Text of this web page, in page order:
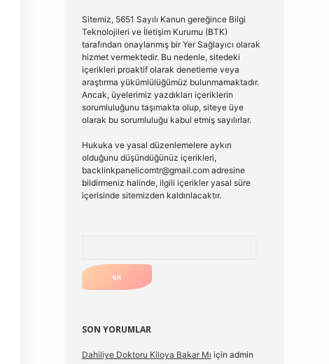
Sitemiz, 5651 Sayılı Kanun gereğince Bilgi
Teknolojileri ve İletişim Kurumu (BTK)
tarafından onaylanmış bir Yer Sağlayıcı olarak
hizmet vermektedir. Bu nedenle, sitedeki
içerikleri proaktif olarak denetleme veya
araştırma yükümlülüğümüz bulunmamaktadır.
Ancak, üyelerimiz yazdıkları içeriklerin
sorumluluğunu taşımakta olup, siteye üye
olarak bu sorumluluğu kabul etmiş sayılırlar.
Hukuka ve yasal düzenlemelere aykırı
olduğunu düşündüğünüz içerikleri,
backlinkpanelicomtr@gmail.comadresine
bildirmeniz halinde, ilgili içerikler yasal süre
içerisinde sitemizden kaldırılacaktır.
SON YORUMLAR
Dahiliye Doktoru Kiloya Bakar Mı için admin